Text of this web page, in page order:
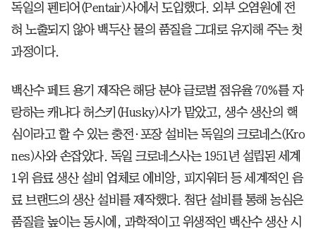
독일의 펜티어(Pentair)사에서 도입했다. 외부 오염원에 전
혀 노출되지 않아 백두산 물의 품질을 그대로 유지해 주는 첫
과정이다.
백산수 페트 용기 제작은 해당 분야 글로벌 점유율 70%를 자
랑하는 캐나다 허스키(Husky)사가 맡았고, 생수 생산의 핵
심이라고 할 수 있는 충전∙포장 설비는 독일의 크로네스(Kro
nes)사와 손잡았다. 독일 크로네스사는 1951년 설립된 세계
1위 음료 생산 설비 업체로 에비앙, 피지워터 등 세계적인 음
료 브랜드의 생산 설비를 제작했다. 첨단 설비를 통해 농심은
품질을 높이는 동시에, 과학적이고 위생적인 백산수 생산 시